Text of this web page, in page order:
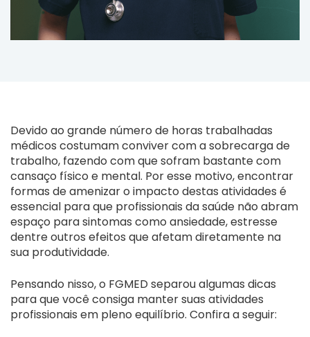
Devido ao grande número de horas trabalhadas
médicos costumam conviver com a sobrecarga de
trabalho, fazendo com que sofram bastante com
cansaço físico e mental. Por esse motivo, encontrar
formas de amenizar o impacto destas atividades é
essencial para que profissionais da saúde não abram
espaço para sintomas como ansiedade, estresse
dentre outros efeitos que afetam diretamente na
sua produtividade.
Pensando nisso, o FGMED separou algumas dicas
para que você consiga manter suas atividades
profissionais em pleno equilíbrio. Confira a seguir: